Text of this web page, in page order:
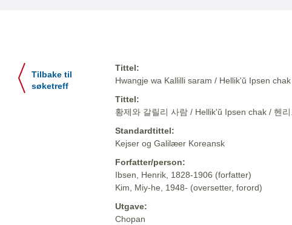
Tilbake til
søketreff
Tittel:
Hwangje wa Kallilli saram / Hellik'ŭ Ipsen
Tittel:
황제와 갈릴리 사람 / Hellik'ŭ Ipsen chak / 헨
Standardtittel:
Kejser og Galilæer Koreansk
Forfatter/person:
Ibsen, Henrik, 1828-1906 (forfatter)
Kim, Miy-he, 1948- (oversetter, forord)
Utgave:
Chopan